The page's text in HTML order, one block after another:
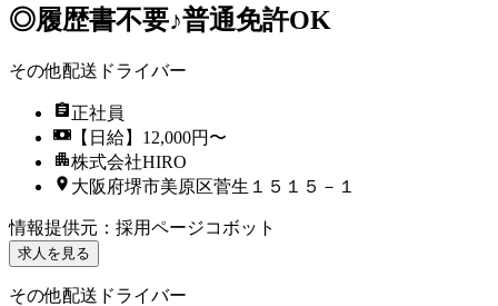
◎履歴書不要♪普通免許OK
その他配送ドライバー
正社員
【日給】12,000円〜
株式会社HIRO
大阪府堺市美原区菅生１５１５－１
情報提供元 ： 採用ページコボット
求人を見る
その他配送ドライバー